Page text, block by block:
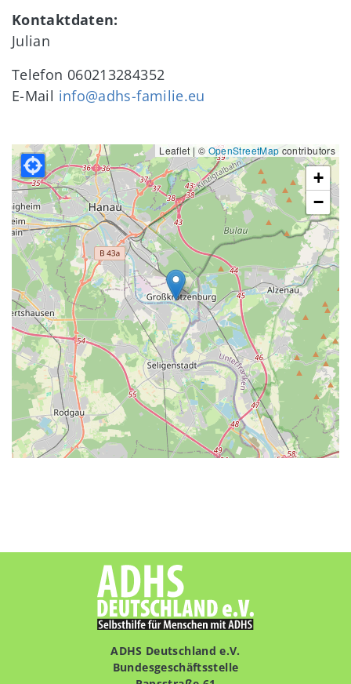
Kontaktdaten:
Julian
Telefon 060213284352
E-Mail info@adhs-familie.eu
Leaflet | © OpenStreetMap contributors
+
−
ADHS Deutschland e.V.
Bundesgeschäftsstelle